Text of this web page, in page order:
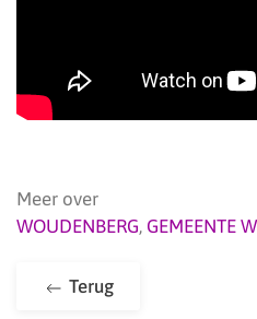
Meer over
WOUDENBERG, GEMEENTE
Terug